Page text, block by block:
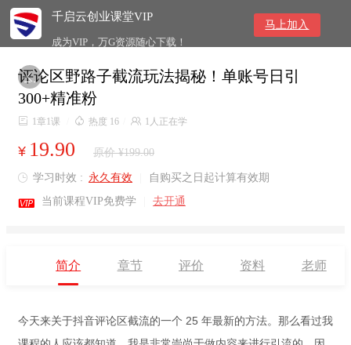
千启云创业课堂VIP
成为VIP，万G资源随心下载！
马上加入

评论区野路子截流玩法揭秘！单账号日引
300+精准粉
 1章1课  热度 16  1人正在学
¥ 19.90 原价 ¥199.00
 学习时效 : 永久有效 自购买之日起计算有效期
 当前课程VIP免费学 去开通
简介 章节 评价 资料 老师
今天来关于抖音评论区截流的一个 25 年最新的方法。那么看过我